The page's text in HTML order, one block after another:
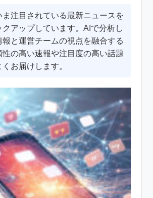
ま注目されている最新ニュースを
クアップしています。AIで分析し
報と運営チームの視点を融合する
性の高い速報や注目度の高い話題
お届けします。